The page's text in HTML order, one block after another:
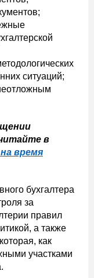
ситуаций;
в
время
бухгалтера
за
правил
а также
как
участками